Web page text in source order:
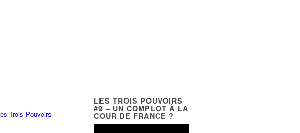
Trois Pouvoirs
LES TROIS POUVOIRS
#9 – UN COMPLOT À LA
COUR DE FRANCE ?